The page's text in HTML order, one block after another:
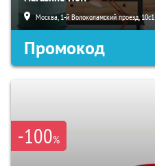
Москва, 1-й Волоколамский проезд, 10с1
Промокод
-100%